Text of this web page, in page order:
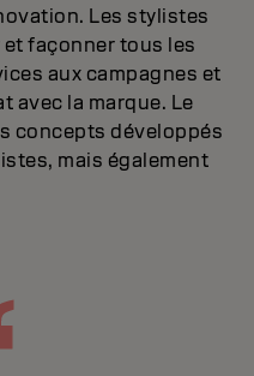
Les stylistes
façonner tous les
aux campagnes et
avec la marque. Le
concepts développés
mais également